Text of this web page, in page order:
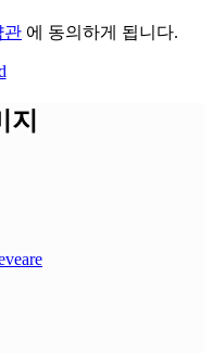
관 에 동의하게 됩니다.
지